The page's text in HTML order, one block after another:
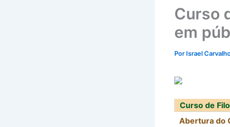
Curso
em
Por Israel
Curso de
Abertura do